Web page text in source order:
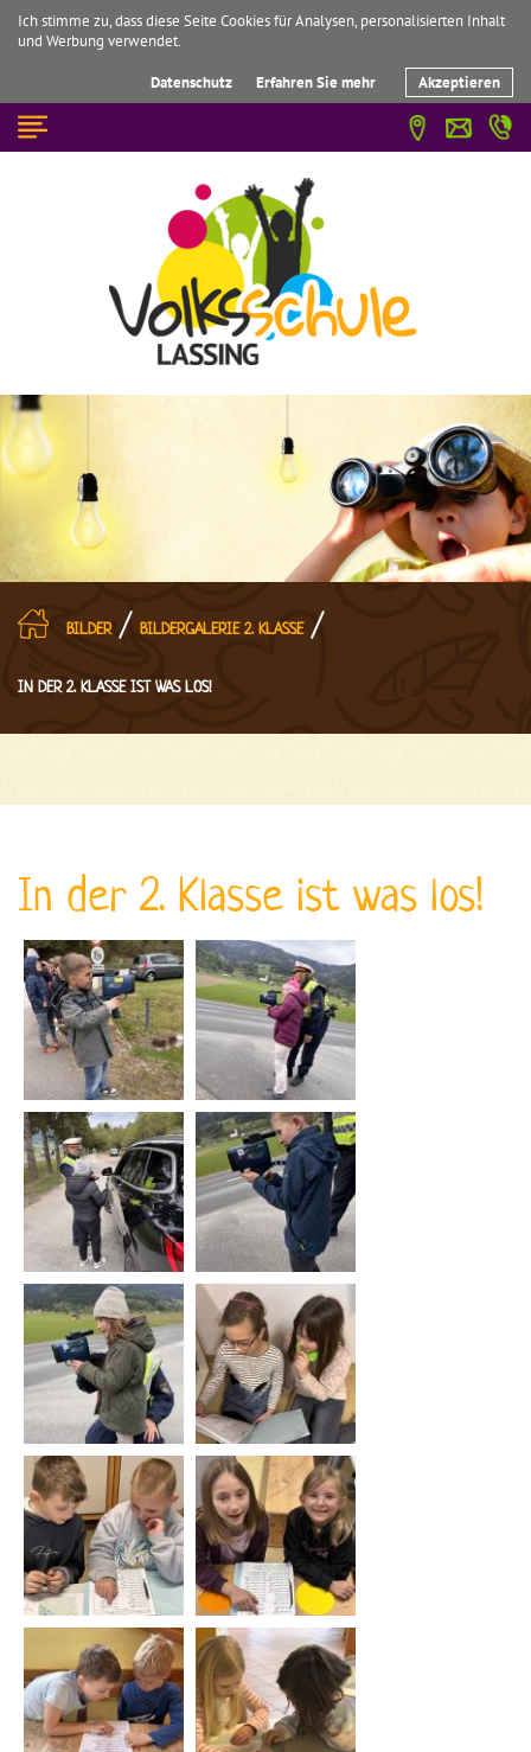
Ich stimme zu, dass diese Seite Cookies für Analysen, personalisierten Inhalt
und Werbung verwendet.
Datenschutz Erfahren Sie mehr Akzeptieren
☰
BILDER/ BILDERGALERIE 2. KLASSE/
IN DER 2. KLASSE IST WAS LOS!
In der 2. Klasse ist was los!